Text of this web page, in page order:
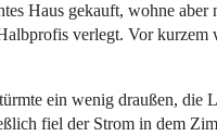
Haus gekauft, wohne
verlegt. Vor
ein wenig draußen, die
fiel der Strom in dem